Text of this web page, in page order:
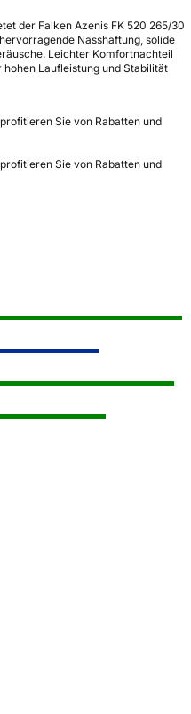
der Falken Azenis FK 520 265/30
Nasshaftung, solide
Leichter Komfortnachteil
Laufleistung und Stabilität
Sie von Rabatten und
Sie von Rabatten und